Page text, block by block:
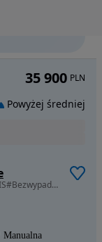
1197 cm3 • 100 KM • Niski Przebieg 94TYŚ#SERWIS#Bezwypadkowy#Nowy Rozrząd#
Manualna
35 900 PLN
Powyżej średniej